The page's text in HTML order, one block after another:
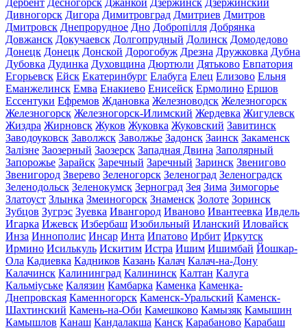
Дербент Десногорск Джанкой Дзержинск Дзержинский
Дивногорск Дигора Димитровград Дмитриев Дмитров
Дмитровск Днепрорудное Дно Добропілля Добрянка
Довжанск Докучаевск Долгопрудный Долинск Домодедово
Донецк Донецк Донской Дорогобуж Дрезна Дружковка Дубна
Дубовка Дудинка Духовщина Дюртюли Дятьково Евпатория
Егорьевск Ейск Екатеринбург Елабуга Елец Елизово Ельня
Еманжелинск Емва Енакиево Енисейск Ермолино Ершов
Ессентуки Ефремов Ждановка Железноводск Железногорск
Железногорск Железногорск-Илимский Жердевка Жигулевск
Жиздра Жирновск Жуков Жуковка Жуковский Завитинск
Заводоуковск Заволжск Заволжье Задонск Заинск Закаменск
Залізне Заозерный Заозерск Западная Двина Заполярный
Запорожье Зарайск Заречный Заречный Заринск Звенигово
Звенигород Зверево Зеленогорск Зеленоград Зеленоградск
Зеленодольск Зеленокумск Зерноград Зея Зима Зимогорье
Златоуст Злынка Змеиногорск Знаменск Золоте Зоринск
Зубцов Зугрэс Зуевка Ивангород Иваново Ивантеевка Ивдель
Игарка Ижевск Избербаш Изобильный Иланский Иловайск
Инза Иннополис Инсар Инта Ипатово Ирбит Иркутск
Ирмино Исилькуль Искитим Истра Ишим Ишимбай Йошкар-
Ола Кадиевка Кадников Казань Калач Калач-на-Дону
Калачинск Калининград Калининск Калтан Калуга
Кальміуське Калязин Камбарка Каменка Каменка-
Днепровская Каменногорск Каменск-Уральский Каменск-
Шахтинский Камень-на-Оби Камешково Камызяк Камышин
Камышлов Канаш Кандалакша Канск Карабаново Карабаш